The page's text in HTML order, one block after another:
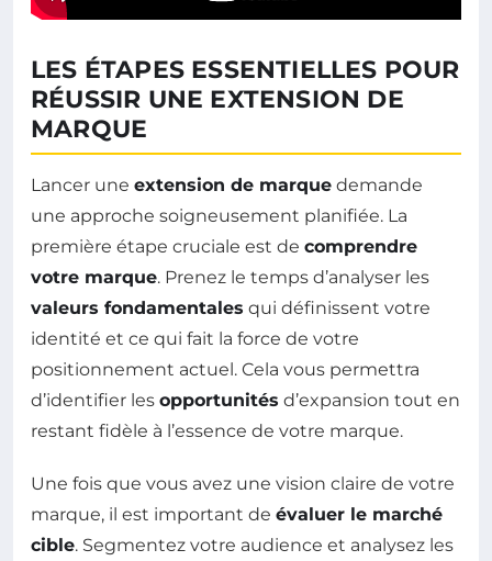
LES ÉTAPES ESSENTIELLES POUR
RÉUSSIR UNE EXTENSION DE
MARQUE
Lancer une extension de marque demande
une approche soigneusement planifiée. La
première étape cruciale est de comprendre
votre marque. Prenez le temps d’analyser les
valeurs fondamentales qui définissent votre
identité et ce qui fait la force de votre
positionnement actuel. Cela vous permettra
d’identifier les opportunités d’expansion tout en
restant fidèle à l’essence de votre marque.
Une fois que vous avez une vision claire de votre
marque, il est important de évaluer le marché
cible. Segmentez votre audience et analysez les